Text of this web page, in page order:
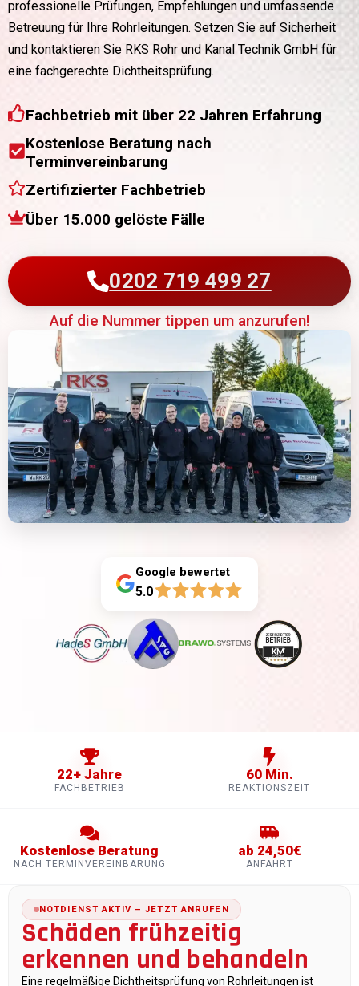
professionelle Prüfungen, Empfehlungen und umfassende
Betreuung für Ihre Rohrleitungen. Setzen Sie auf Sicherheit
und kontaktieren Sie RKS Rohr und Kanal Technik GmbH für
eine fachgerechte Dichtheitsprüfung.
Fachbetrieb mit über 22 Jahren Erfahrung
Kostenlose Beratung nach
Terminvereinbarung
Zertifizierter Fachbetrieb
Über 15.000 gelöste Fälle
0202 719 499 27
Auf die Nummer tippen um anzurufen!
Google bewertet
5.0
22+ Jahre
FACHBETRIEB
60 Min.
REAKTIONSZEIT
Kostenlose Beratung
NACH TERMINVEREINBARUNG
ab 24,50€
ANFAHRT
NOTDIENST AKTIV – JETZT ANRUFEN
Schäden frühzeitig
erkennen und behandeln
Eine regelmäßige Dichtheitsprüfung von Rohrleitungen ist